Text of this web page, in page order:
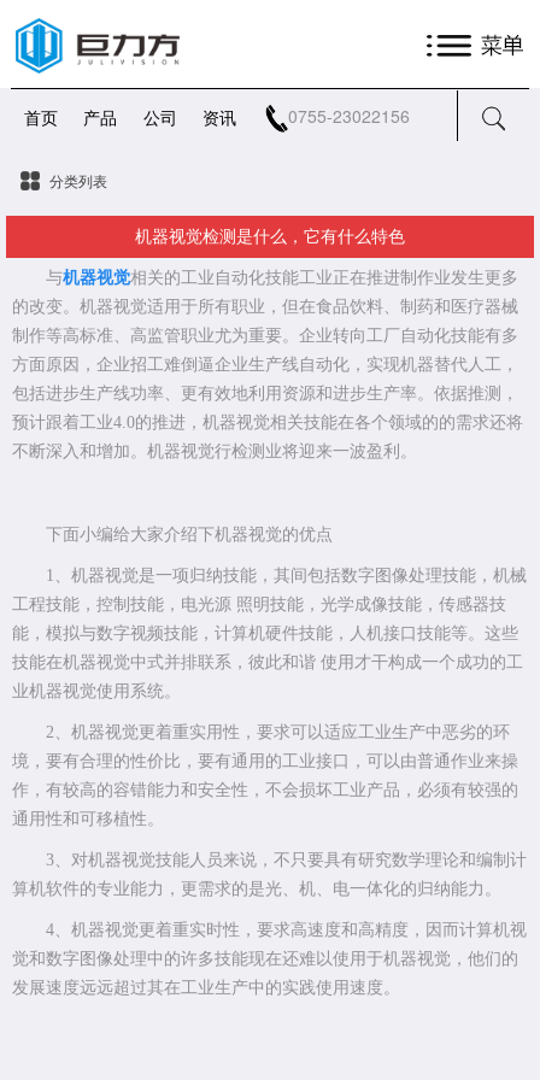
首页 产品 公司 资讯 0755-23022156
分类列表
机器视觉检测是什么，它有什么特色
与机器视觉相关的工业自动化技能工业正在推进制作业发生更多
的改变。机器视觉适用于所有职业，但在食品饮料、制药和医疗器械
制作等高标准、高监管职业尤为重要。企业转向工厂自动化技能有多
方面原因，企业招工难倒逼企业生产线自动化，实现机器替代人工，
包括进步生产线功率、更有效地利用资源和进步生产率。依据推测，
预计跟着工业4.0的推进，机器视觉相关技能在各个领域的的需求还将
不断深入和增加。机器视觉行检测业将迎来一波盈利。
下面小编给大家介绍下机器视觉的优点
1、机器视觉是一项归纳技能，其间包括数字图像处理技能，机械
工程技能，控制技能，电光源 照明技能，光学成像技能，传感器技
能，模拟与数字视频技能，计算机硬件技能，人机接口技能等。这些
技能在机器视觉中式并排联系，彼此和谐 使用才干构成一个成功的工
业机器视觉使用系统。
2、机器视觉更着重实用性，要求可以适应工业生产中恶劣的环
境，要有合理的性价比，要有通用的工业接口，可以由普通作业来操
作，有较高的容错能力和安全性，不会损坏工业产品，必须有较强的
通用性和可移植性。
3、对机器视觉技能人员来说，不只要具有研究数学理论和编制计
算机软件的专业能力，更需求的是光、机、电一体化的归纳能力。
4、机器视觉更着重实时性，要求高速度和高精度，因而计算机视
觉和数字图像处理中的许多技能现在还难以使用于机器视觉，他们的
发展速度远远超过其在工业生产中的实践使用速度。